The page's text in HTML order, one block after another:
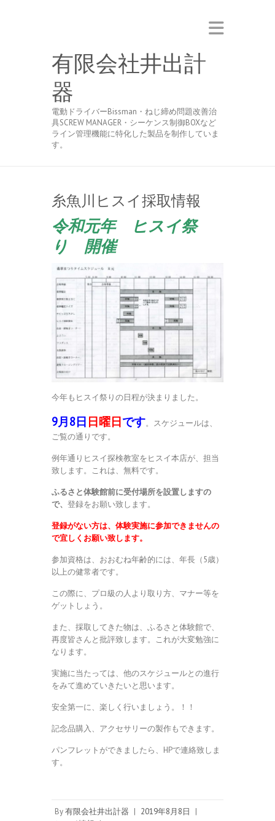
有限会社井出計
器
電動ドライバーBissman・ねじ締め問題改善治
具SCREW MANAGER・シーケンス制御BOXなど
ライン管理機能に特化した製品を制作していま
す。
糸魚川ヒスイ採取情報
令和元年 ヒスイ祭
り 開催
今年もヒスイ祭りの日程が決まりました。
9月8日 日曜日です。スケジュールは、
ご覧の通りです。
例年通りヒスイ探検教室をヒスイ本店が、担当
致します。これは、無料です。
ふるさと体験館前に受付場所を設置しますの
で、 登録をお願い致します。
登録がない方は、体験実施に参加できませんの
で宜しくお願い致します。
参加資格は、おおむね年齢的には、年長（5歳）
以上の健常者です。
この際に、プロ級の人より取り方、マナー等を
ゲットしょう。
また、採取してきた物は、ふるさと体験館で、
再度皆さんと批評致します。これが大変勉強に
なります。
実施に当たっては、他のスケジュールとの進行
をみて進めていきたいと思います。
安全第一に、楽しく行いましょう。！！
記念品購入、アクセサリーの製作もできます。
パンフレットができましたら、HPで連絡致しま
す。
By有限会社井出計器 | 2019年8月8日
|